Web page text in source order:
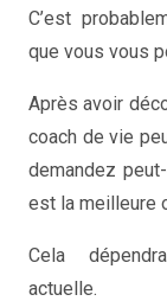
C’est
que vous vous
Après avoir
coach de vie
demandez
est la meilleure
Cela
actuelle.